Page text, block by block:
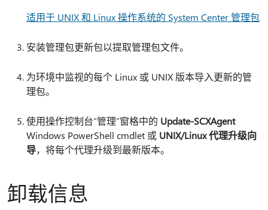
适用于 UNIX 和 Linux 操作系统的 System Center 管理包
安装管理包更新包以提取管理包文件。
为环境中监视的每个 Linux 或 UNIX 版本导入更新的管
理包。
使用操作控制台“管理”窗格中的 Update-SCXAgent
Windows PowerShell cmdlet 或 UNIX/Linux 代理升级向
导，将每个代理升级到最新版本。
卸载信息